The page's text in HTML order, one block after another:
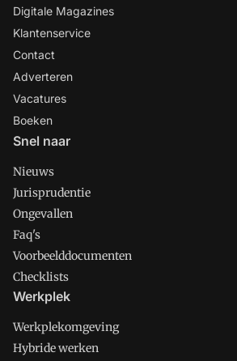
Digitale Magazines
Klantenservice
Contact
Adverteren
Vacatures
Boeken
Snel naar
Nieuws
Jurisprudentie
Ongevallen
Faq's
Voorbeelddocumenten
Checklists
Werkplek
Werkplekomgeving
Hybride werken